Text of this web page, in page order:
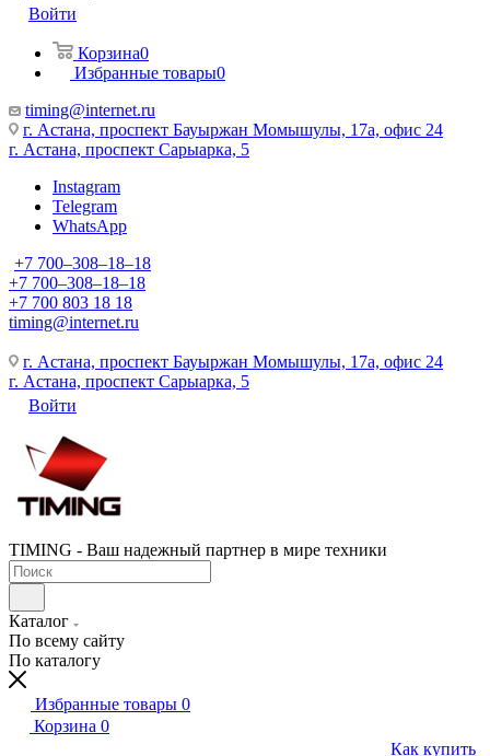
Войти
Корзина0
Избранные товары0
timing@internet.ru
г. Астана, проспект Бауыржан Момышулы, 17а, офис 24
г. Астана, проспект Сарыарка, 5
Instagram
Telegram
WhatsApp
+7 700‒308‒18‒18
+7 700‒308‒18‒18
+7 700 803 18 18
timing@internet.ru
г. Астана, проспект Бауыржан Момышулы, 17а, офис 24
г. Астана, проспект Сарыарка, 5
Войти
TIMING - Ваш надежный партнер в мире техники
Каталог
По всему сайту
По каталогу
Избранные товары 0
Корзина 0
Как купить